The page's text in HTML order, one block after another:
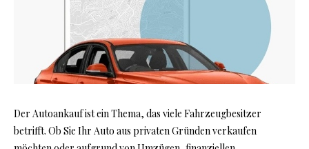
Der Autoankauf ist ein Thema, das viele Fahrzeugbesitzer
betrifft. Ob Sie Ihr Auto aus privaten Gründen verkaufen